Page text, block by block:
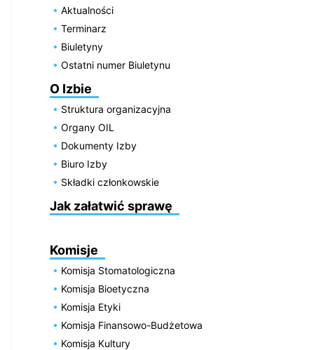
Aktualności
Terminarz
Biuletyny
Ostatni numer Biuletynu
O Izbie
Struktura organizacyjna
Organy OIL
Dokumenty Izby
Biuro Izby
Składki członkowskie
Jak załatwić sprawę
Komisje
Komisja Stomatologiczna
Komisja Bioetyczna
Komisja Etyki
Komisja Finansowo-Budżetowa
Komisja Kultury